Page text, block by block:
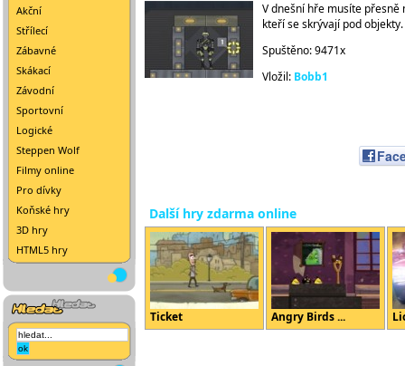
Akční
Střílecí
Zábavné
Skákací
Závodní
Sportovní
Logické
Steppen Wolf
Filmy online
Pro dívky
Koňské hry
3D hry
HTML5 hry
V dnešní hře musíte přesně
kteří se skrývají pod objekty.
Spuštěno: 9471x
Vložil: Bobb1
Další hry zdarma online
Ticket Angry Birds ...